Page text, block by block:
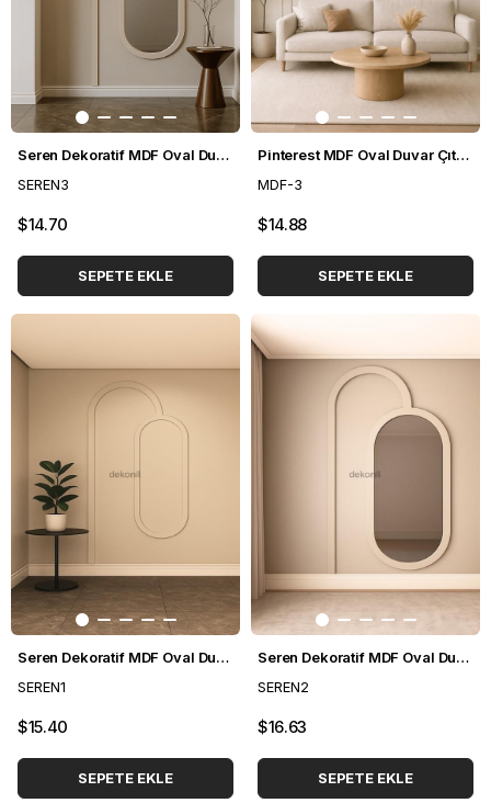
Seren Dekoratif MDF Oval Duvar Paneli Seti 102*248 cm
SEREN3
$14.70
SEPETE EKLE
Pinterest MDF Oval Duvar Çıtası Seti
MDF-3
$14.88
SEPETE EKLE
Seren Dekoratif MDF Oval Duvar Paneli Seti 127*248 cm
SEREN1
$15.40
SEPETE EKLE
Seren Dekoratif MDF Oval Duvar Paneli Seti 140*248 cm
SEREN2
$16.63
SEPETE EKLE